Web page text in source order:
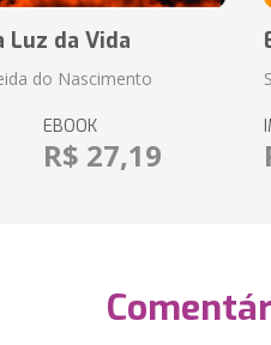
Luz da Vida
do Nascimento
EBOOK
R$ 27,19